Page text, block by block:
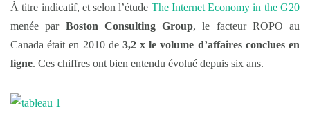
À titre indicatif, et selon l’étude The Internet Economy in the G20
menée par Boston Consulting Group, le facteur ROPO au
Canada était en 2010 de 3,2 x le volume d’affaires conclues en
ligne. Ces chiffres ont bien entendu évolué depuis six ans.